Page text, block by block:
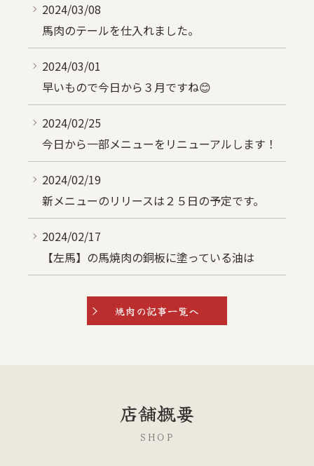
2024/03/08
馬肉のテールを仕入れました。
2024/03/01
早いもので今日から３月ですね😊
2024/02/25
今日から一部メニューをリニューアルします！
2024/02/19
新メニューのリリースは２５日の予定です。
2024/02/17
【左馬】の馬焼肉の銅板に塗っている油は
焼肉の記事一覧へ
店舗概要
SHOP